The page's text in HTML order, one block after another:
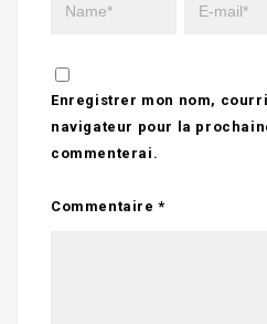
Enregistrer mon nom,
navigateur pour la
commenterai.
Commentaire*